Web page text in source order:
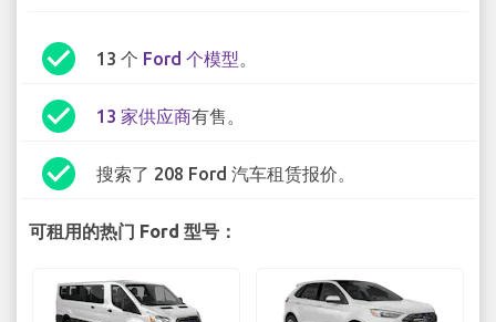
check_circle 13 个 Ford 个模型。
check_circle 13 家供应商有售。
check_circle 搜索了 208 Ford 汽车租赁报价。
可租用的热门 Ford 型号：